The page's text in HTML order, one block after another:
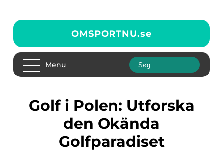
OMSPORTNU.se
Menu
Golf i Polen: Utforska
den Okända
Golfparadiset